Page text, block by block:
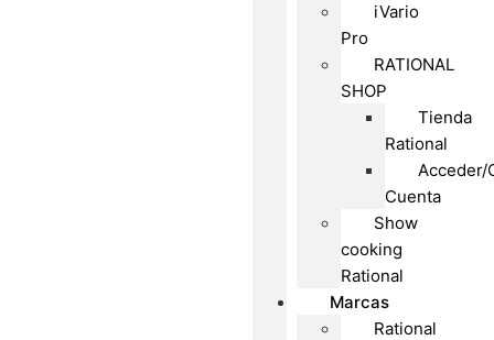
iVario
Pro
RATIONAL
SHOP
Tienda
Rational
Acceder/
Cuenta
Show
cooking
Rational
Marcas
Rational